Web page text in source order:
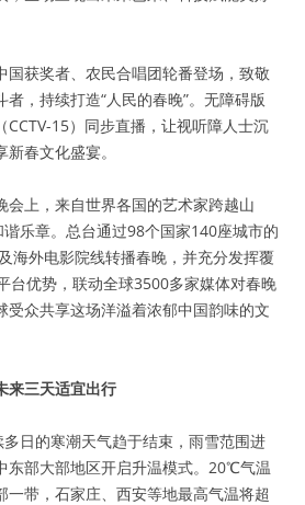
国获奖者、农民合唱团轮番登场，致敬
，持续打造“人民的春晚”。无障碍版
CCTV-15）同步直播，让视听障人士沉
春文化盛宴。
会上，来自世界各国的艺术家跨越山
谐乐章。总台通过98个国家140座城市的
海外电影院线转播春晚，并充分发挥覆
台优势，联动全球3500多家媒体对春晚
受众共享这场洋溢着浓郁中国韵味的文
来三天适宜出行
日的寒潮天气趋于结束，雨雪范围进
东部大部地区开启升温模式。20℃气温
一带，石家庄、西安等地最高气温将超